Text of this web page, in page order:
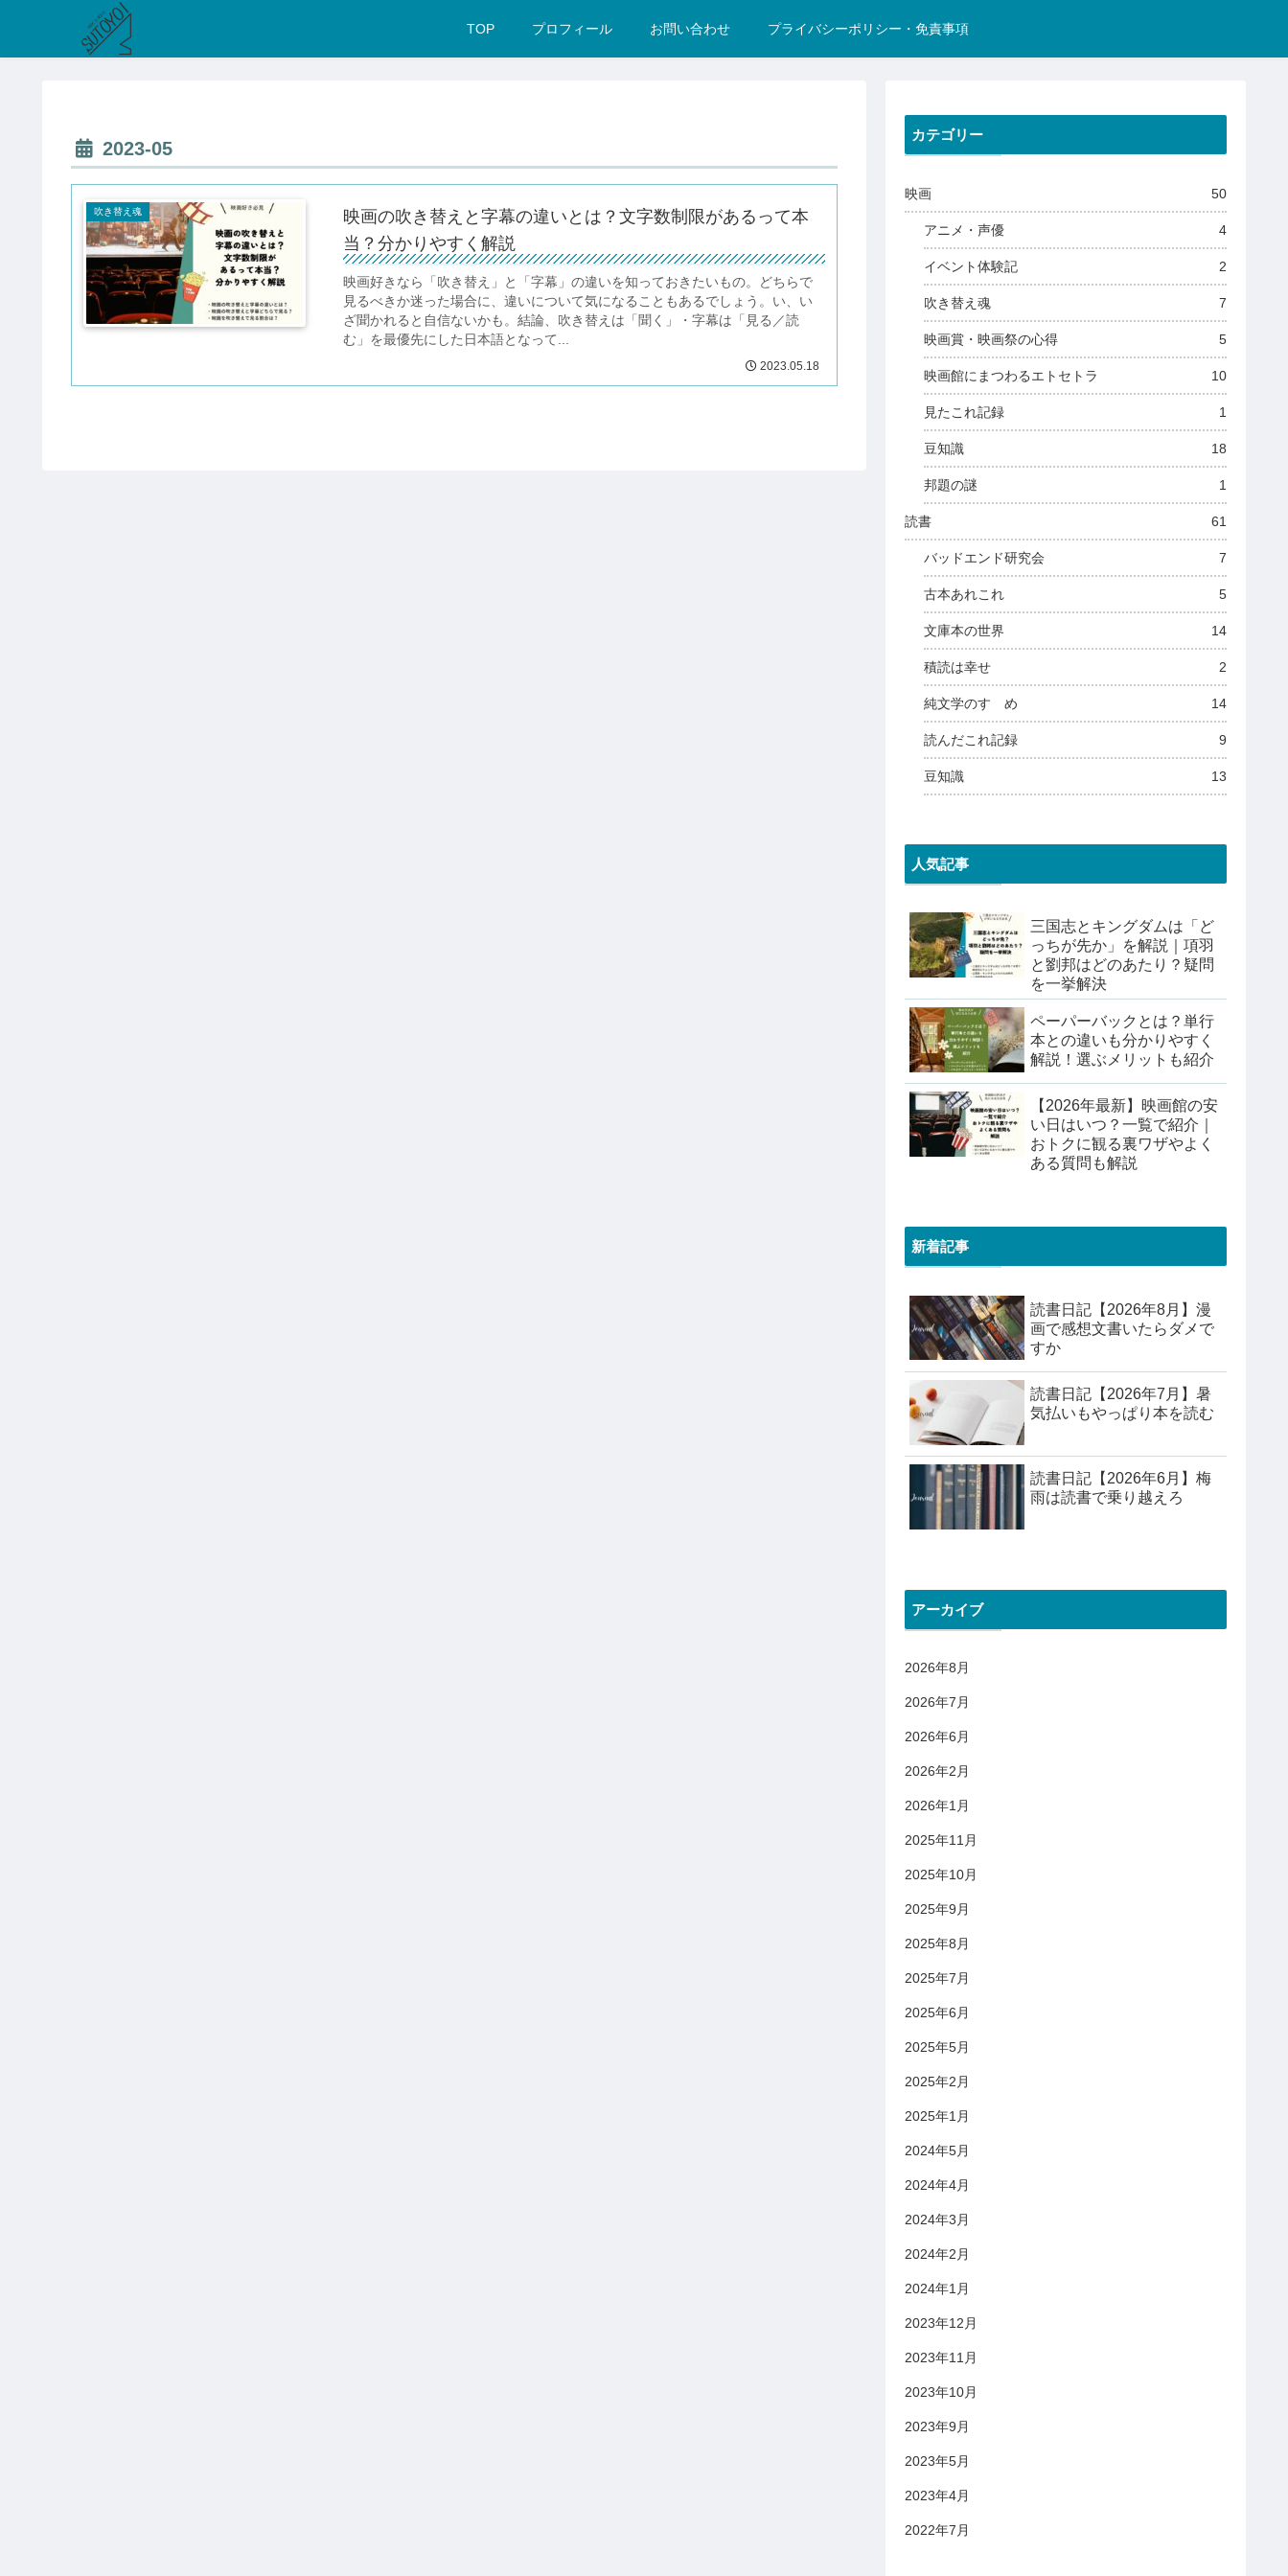
TOP プロフィール お問い合わせ プライバシーポリシー・免責事項
2023-05
吹き替え魂
映画の吹き替えと字幕の違いとは？文字数制限があるって本
当？分かりやすく解説
映画好きなら「吹き替え」と「字幕」の違いを知っておきたいもの。どちらで
見るべきか迷った場合に、違いについて気になることもあるでしょう。い、い
ざ聞かれると自信ないかも。結論、吹き替えは「聞く」・字幕は「見る／読
む」を最優先にした日本語となって...
2023.05.18
カテゴリー
映画 50
アニメ・声優 4
イベント体験記 2
吹き替え魂 7
映画賞・映画祭の心得 5
映画館にまつわるエトセトラ 10
見たこれ記録 1
豆知識 18
邦題の謎 1
読書 61
バッドエンド研究会 7
古本あれこれ 5
文庫本の世界 14
積読は幸せ 2
純文学のすゝめ 14
読んだこれ記録 9
豆知識 13
人気記事
三国志とキングダムは「ど
っちが先か」を解説｜項羽
と劉邦はどのあたり？疑問
を一挙解決
ペーパーバックとは？単行
本との違いも分かりやすく
解説！選ぶメリットも紹介
【2026年最新】映画館の安
い日はいつ？一覧で紹介｜
おトクに観る裏ワザやよく
ある質問も解説
新着記事
読書日記【2026年8月】漫
画で感想文書いたらダメで
すか
読書日記【2026年7月】暑
気払いもやっぱり本を読む
読書日記【2026年6月】梅
雨は読書で乗り越えろ
アーカイブ
2026年8月
2026年7月
2026年6月
2026年2月
2026年1月
2025年11月
2025年10月
2025年9月
2025年8月
2025年7月
2025年6月
2025年5月
2025年2月
2025年1月
2024年5月
2024年4月
2024年3月
2024年2月
2024年1月
2023年12月
2023年11月
2023年10月
2023年9月
2023年5月
2023年4月
2022年7月